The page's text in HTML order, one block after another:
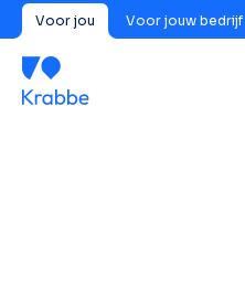
Voor jou Voor jouw bedrijf